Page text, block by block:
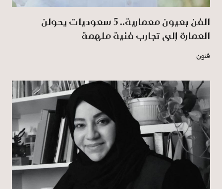
الفن بعيون معمارية.. 5 سعوديات يحولن
العمارة إلى تجارب فنية ملهمة
فنون